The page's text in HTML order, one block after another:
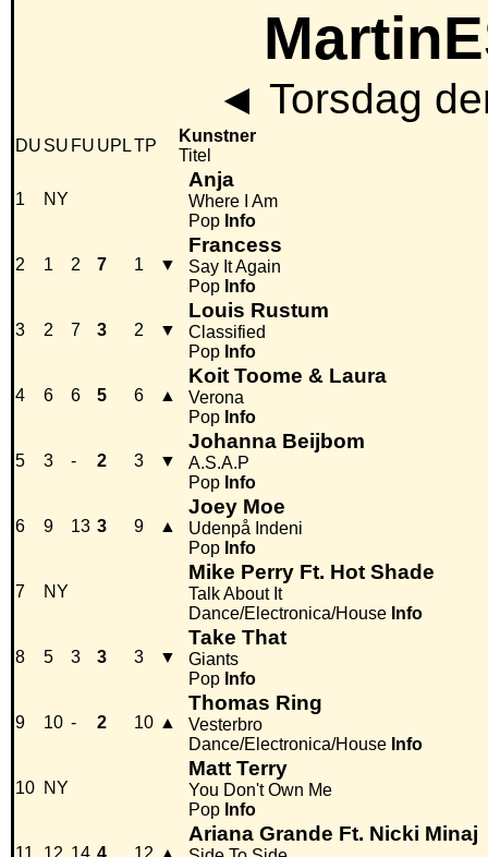
◄ Torsdag
DU SU FU UPLTP
Kunstner
Titel
1 NY
Anja
Where I Am
Pop Info
2 1 2 7 1 ▼
Francess
Say It Again
Pop Info
3 2 7 3 2 ▼
Louis Rustum
Classified
Pop Info
4 6 6 5 6 ▲
Koit Toome & Laura
Verona
Pop Info
5 3 - 2 3 ▼
Johanna Beijbom
A.S.A.P
Pop Info
6 9 13 3 9 ▲
Joey Moe
Udenpå Indeni
Pop Info
7 NY
Mike Perry Ft. Hot Shade
Talk About It
Dance/Electronica/House Info
8 5 3 3 3 ▼
Take That
Giants
Pop Info
9 10 - 2 10 ▲
Thomas Ring
Vesterbro
Dance/Electronica/House Info
10 NY
Matt Terry
You Don't Own Me
Pop Info
Ariana Grande Ft. Nicki Minaj